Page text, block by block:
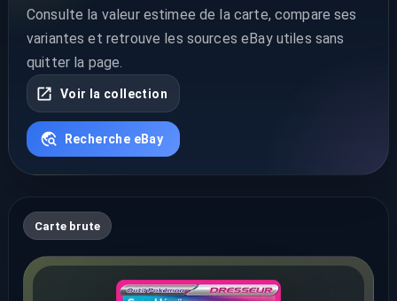
Consulte la valeur estimee de la carte, compare ses
variantes et retrouve les sources eBay utiles sans
quitter la page.
Voir la collection
Recherche eBay
Carte brute